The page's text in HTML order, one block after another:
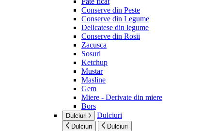
Conserve din Peste
Conserve din Legume
Delicatese din legume
Conserve din Rosii
Zacusca
Sosuri
Ketchup
Mustar
Masline
Gem
Miere - Derivate din miere
Bors
Dulciuri Dulciuri
Dulciuri Dulciuri